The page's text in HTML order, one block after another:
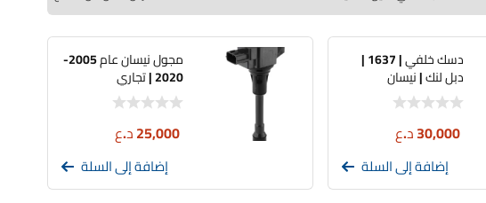
دسك خلفي | 1637 |
دبل لنك | نيسان
30,000د.ع
إضافة إلى السلة
مجول نيسان عام 2005-
2020 | تجاري
25,000د.ع
إضافة إلى السلة